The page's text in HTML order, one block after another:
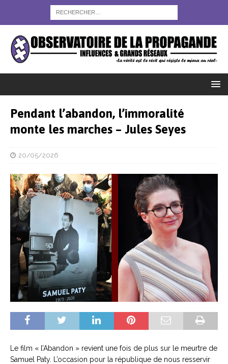
Pendant l’abandon, l’immoralité
monte les marches – Jules Seyes
20/05/2026
Le film « l’Abandon » revient une fois de plus sur le meurtre de
Samuel Paty. L’occasion pour la république de nous resservir